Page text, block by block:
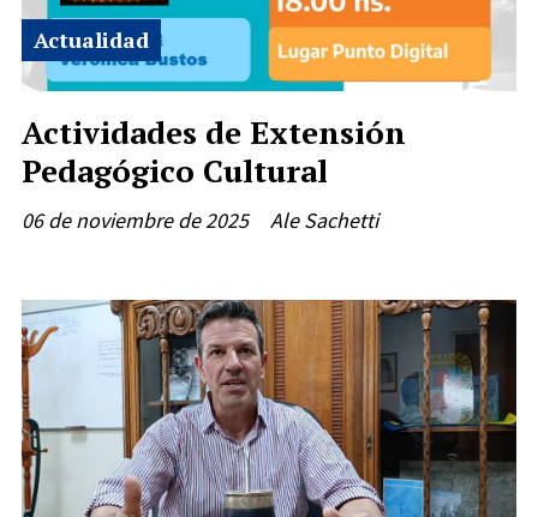
Actividades de Extensión
Pedagógico Cultural
Ale Sachetti
Actualidad
06 de noviembre de 2025